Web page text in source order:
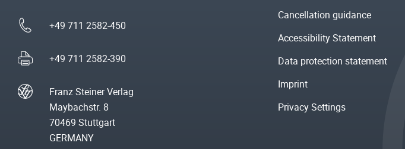
+49 711 2582-450
+49 711 2582-390
Franz Steiner Verlag
Maybachstr. 8
70469 Stuttgart
GERMANY
Cancellation guidance
Accessibility Statement
Data protection statement
Imprint
Privacy Settings